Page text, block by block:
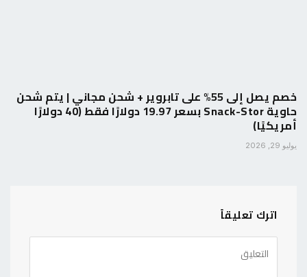
خصم يصل إلى 55% على تابروير + شحن مجاني | يتم شحن
حاوية Snack-Stor بسعر 19.97 دولارًا فقط (40 دولارًا
أمريكيًا)
يوليو 29, 2026
اترك تعليقاً